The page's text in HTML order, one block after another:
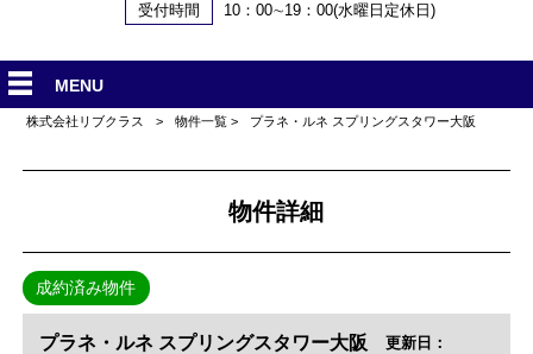
受付時間 10：00∼19：00(水曜日定休日)
MENU
株式会社リブクラス > 物件一覧 > プラネ・ルネ スプリングスタワー大阪
物件詳細
成約済み物件
プラネ・ルネ スプリングスタワー大阪
更新日：